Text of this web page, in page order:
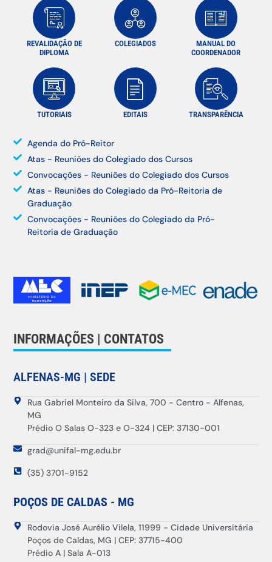
REVALIDAÇÃO DE
DIPLOMA
COLEGIADOS
MANUAL DO
COORDENADOR
TUTORIAIS EDITAIS TRANSPARÊNCIA
Agenda do Pró-Reitor
Atas - Reuniões do Colegiado dos Cursos
Convocações - Reuniões do Colegiado dos Cursos
Atas - Reuniões do Colegiado da Pró-Reitoria de
Graduação
Convocações - Reuniões do Colegiado da Pró-
Reitoria de Graduação
INFORMAÇÕES | CONTATOS
ALFENAS-MG | SEDE
Rua Gabriel Monteiro da Silva, 700 - Centro - Alfenas,
MG
Prédio O Salas O-323 e O-324 | CEP: 37130-001
grad@unifal-mg.edu.br
(35) 3701-9152
POÇOS DE CALDAS - MG
Rodovia José Aurélio Vilela, 11999 - Cidade Universitária
Poços de Caldas, MG | CEP: 37715-400
Prédio A | Sala A-013